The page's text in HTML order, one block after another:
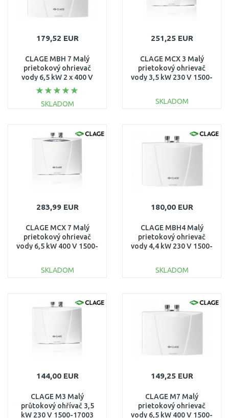
179,52 EUR
CLAGE MBH 7 Malý
prietokový ohrievač
vody 6,5 kW 2 x 400 V
1500-16007
SKLADOM
251,25 EUR
CLAGE MCX 3 Malý
prietokový ohrievač
vody 3,5 kW 230 V 1500-
SKLADOM
Porovnať
283,99 EUR
CLAGE MCX 7 Malý
prietokový ohrievač
vody 6,5 kW 400 V 1500-
SKLADOM
Porovnať
180,00 EUR
CLAGE MBH4 Malý
prietokový ohrievač
vody 4,4 kW 230 V 1500-
SKLADOM
Porovnať
144,00 EUR
CLAGE M3 Malý
průtokový ohřívač 3,5
kW 230 V 1500-17003
149,25 EUR
CLAGE M7 Malý
prietokový ohrievač
vody 6,5 kW 400 V 1500-